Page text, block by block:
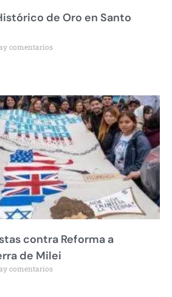
de Oro en Santo
comentarios
contra Reforma a
de Milei
comentarios